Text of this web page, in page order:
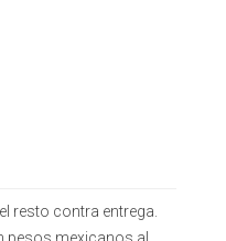
resto contra entrega.
pesos mexicanos al